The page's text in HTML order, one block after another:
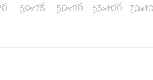
50x75 50x80 65x100